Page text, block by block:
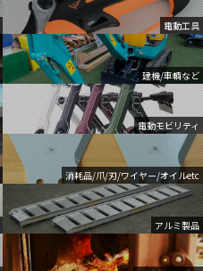
電動工具
建機/車輌など
電動モビリティ
消耗品/爪/刃/ワイヤー/オイルetc
アルミ製品